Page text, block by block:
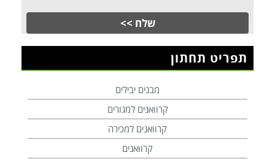
תפריט תחתון
מבנים יבילים
קרוואנים למגורים
קרוואנים למכירה
קרוואנים